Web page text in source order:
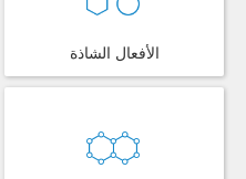
الأفعال الشاذة